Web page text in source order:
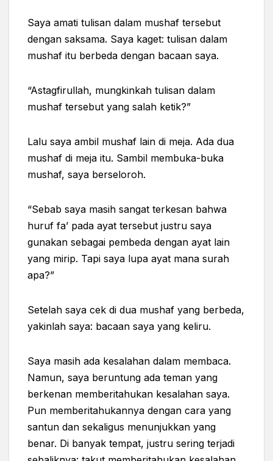
Saya amati tulisan dalam mushaf tersebut
dengan saksama. Saya kaget: tulisan dalam
mushaf itu berbeda dengan bacaan saya.
“Astagfirullah, mungkinkah tulisan dalam
mushaf tersebut yang salah ketik?”
Lalu saya ambil mushaf lain di meja. Ada dua
mushaf di meja itu. Sambil membuka-buka
mushaf, saya berseloroh.
“Sebab saya masih sangat terkesan bahwa
huruf fa’ pada ayat tersebut justru saya
gunakan sebagai pembeda dengan ayat lain
yang mirip. Tapi saya lupa ayat mana surah
apa?”
Setelah saya cek di dua mushaf yang berbeda,
yakinlah saya: bacaan saya yang keliru.
Saya masih ada kesalahan dalam membaca.
Namun, saya beruntung ada teman yang
berkenan memberitahukan kesalahan saya.
Pun memberitahukannya dengan cara yang
santun dan sekaligus menunjukkan yang
benar. Di banyak tempat, justru sering terjadi